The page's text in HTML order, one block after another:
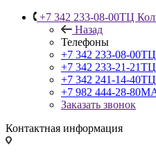
+7 342 233-08-00ТЦ
Назад
Телефоны
+7 342 233-08-00ТЦ
+7 342 233-21-21ТЦ
+7 342 241-14-40ТЦ
+7 982 444-28-80
Заказать звонок
Контактная информация